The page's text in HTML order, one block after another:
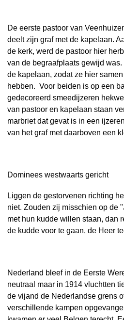
De eerste pastoor van
deelt zijn graf met de kapelaan.
de kerk, werd de pastoor hier
van de begraafplaats gewijd
de kapelaan, zodat ze hier
hebben. Voor beiden is op een
gedecoreerd smeedijzeren
van pastoor en kapelaan staan
marbriet dat gevat is in een
van het graf met daarboven een
Dominees westwaarts gericht
Liggen de gestorvenen richting
niet. Zouden zij misschien op de
met hun kudde willen staan, dan
de kudde voor te gaan, de Heer
Nederland bleef in de Eerste
neutraal maar in 1914 vluchtten
de vijand de Nederlandse grens
verschillende kampen